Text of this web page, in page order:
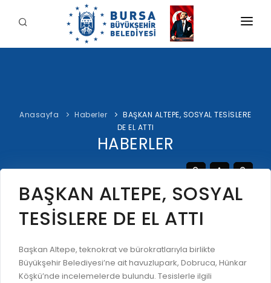
YETKİ VE SORUMLULUKLAR
TARİHÇE
ŞİRKETLER VE KURULUŞLAR
ETİK KOMİSYONU
LOGOLAR AMBLEMLER
BİLGİ EDİNME
Özgeçmiş
Görevleri
E-ÖDEME
BUSKİ E-ÖDEME
İLAN REKLAM E-BEYANNAME
BURSA'YI KEŞFET
İLETİŞİM
Anasayfa Haberler
BAŞKAN ALTEPE, SOSYAL TESİSLERE
DE EL ATTI
HABERLER
BAŞKAN ALTEPE, SOSYAL
TESİSLERE DE EL ATTI
Başkan Altepe, teknokrat ve bürokratlarıyla birlikte
Büyükşehir Belediyesi’ne ait havuzlupark, Dobruca, Hünkar
Köşkü’nde incelemelerde bulundu. Tesislerle ilgili